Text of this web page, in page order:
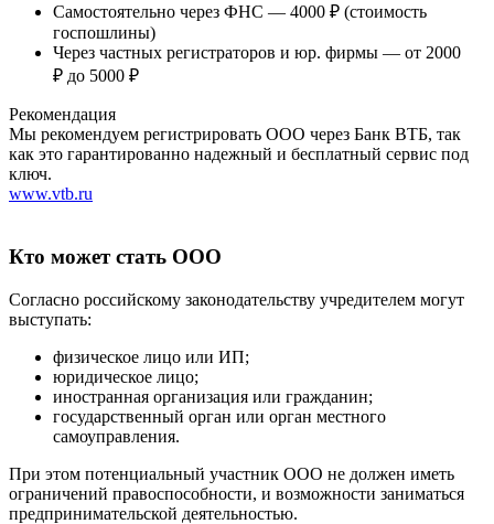
Самостоятельно через ФНС — 4000 ₽ (стоимость
госпошлины)
Через частных регистраторов и юр. фирмы — от 2000
₽ до 5000 ₽
Рекомендация
Мы рекомендуем регистрировать ООО через Банк ВТБ, так
как это гарантированно надежный и бесплатный сервис под
ключ.
www.vtb.ru
Кто может стать ООО
Согласно российскому законодательству учредителем могут
выступать:
физическое лицо или ИП;
юридическое лицо;
иностранная организация или гражданин;
государственный орган или орган местного
самоуправления.
При этом потенциальный участник ООО не должен иметь
ограничений правоспособности, и возможности заниматься
предпринимательской деятельностью.